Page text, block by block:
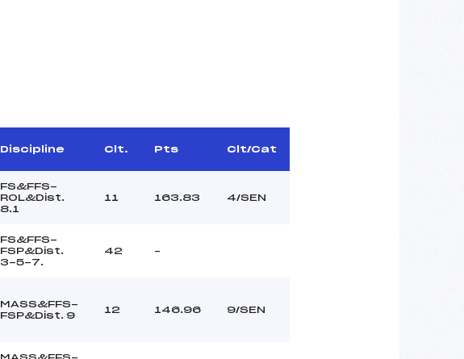
Discipline Clt. Pts Clt/Cat
FS&FFS-
ROL&Dist.
8.1
11 163.83 4/SEN
FS&FFS-
FSP&Dist.
3-5-7.
42 –
MASS&FFS-
FSP&Dist. 9
12 146.96 9/SEN
MASS&FFS-